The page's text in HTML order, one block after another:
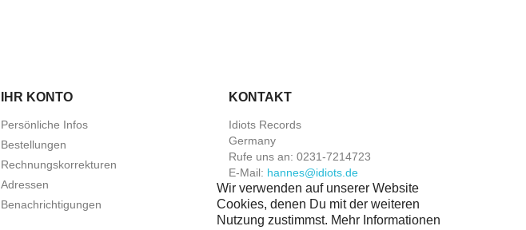
IHR KONTO
Persönliche Infos
Bestellungen
Rechnungskorrekturen
Adressen
Benachrichtigungen
KONTAKT
Idiots Records
Germany
Rufe uns an: 0231-7214723
E-Mail: hannes@idiots.de
Wir verwenden auf unserer Website
Cookies, denen Du mit der weiteren
Nutzung zustimmst. Mehr Informationen